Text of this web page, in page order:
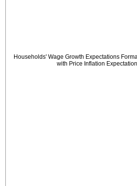
Households' Wage Growth Expectations
with Price Inflation